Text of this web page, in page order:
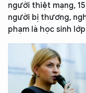
người thiệt mạng, 15
người bị thương,
phạm là học sinh